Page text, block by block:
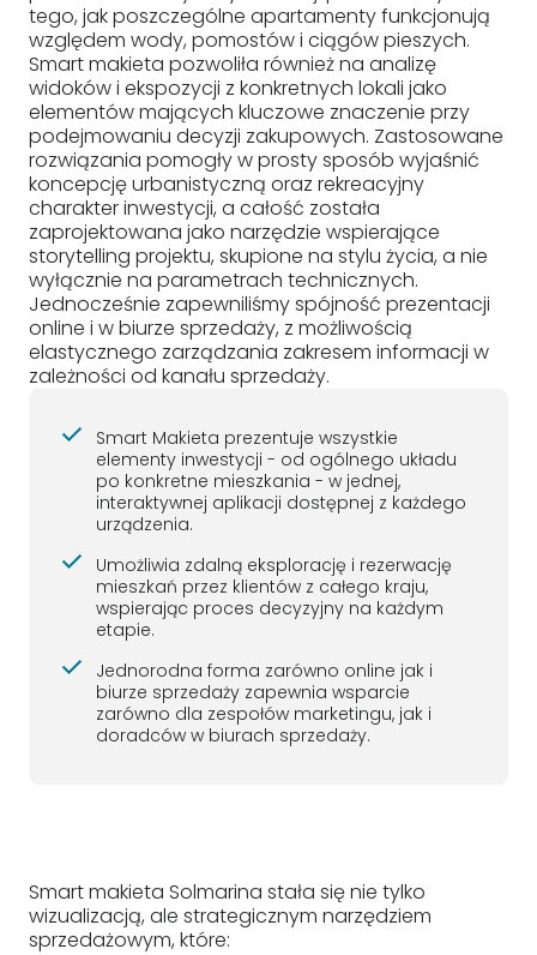
tego, jak poszczególne apartamenty funkcjonują
względem wody, pomostów i ciągów pieszych.
Smart makieta pozwoliła również na analizę
widoków i ekspozycji z konkretnych lokali jako
elementów mających kluczowe znaczenie przy
podejmowaniu decyzji zakupowych. Zastosowane
rozwiązania pomogły w prosty sposób wyjaśnić
koncepcję urbanistyczną oraz rekreacyjny
charakter inwestycji, a całość została
zaprojektowana jako narzędzie wspierające
storytelling projektu, skupione na stylu życia, a nie
wyłącznie na parametrach technicznych.
Jednocześnie zapewniliśmy spójność prezentacji
online i w biurze sprzedaży, z możliwością
elastycznego zarządzania zakresem informacji w
zależności od kanału sprzedaży.
Smart Makieta prezentuje wszystkie
elementy inwestycji - od ogólnego układu
po konkretne mieszkania - w jednej,
interaktywnej aplikacji dostępnej z każdego
urządzenia.
Umożliwia zdalną eksplorację i rezerwację
mieszkań przez klientów z całego kraju,
wspierając proces decyzyjny na każdym
etapie.
Jednorodna forma zarówno online jak i
biurze sprzedaży zapewnia wsparcie
zarówno dla zespołów marketingu, jak i
doradców w biurach sprzedaży.
Smart makieta Solmarina stała się nie tylko
wizualizacją, ale strategicznym narzędziem
sprzedażowym, które: